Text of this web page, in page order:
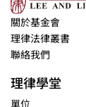
關於基金會
理律法律叢書
聯絡我們
理律學堂
單位